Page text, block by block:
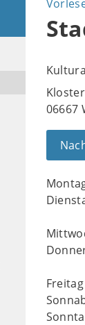
06667
Freitag